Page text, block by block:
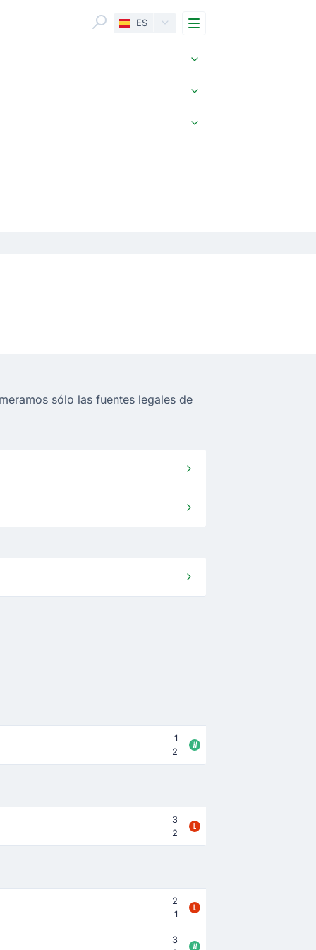
ES Menu
sólo las fuentes legales de
1
2
3
2
2
1
3